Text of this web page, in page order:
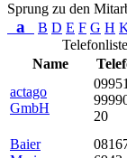
Sprung zu den
a B D E F G H
Name
actago
GmbH
09951
20
Baier